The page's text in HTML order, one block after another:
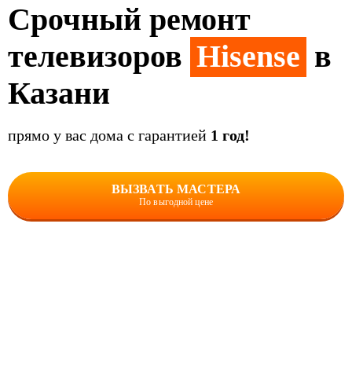
Срочный ремонт
телевизоров Hisense в
Казани
прямо у вас дома с гарантией 1 год!
ВЫЗВАТЬ МАСТЕРА
По выгодной цене